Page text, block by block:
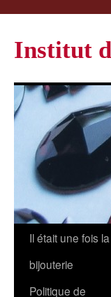
Institut
Il était une fois la
bijouterie
Politique de